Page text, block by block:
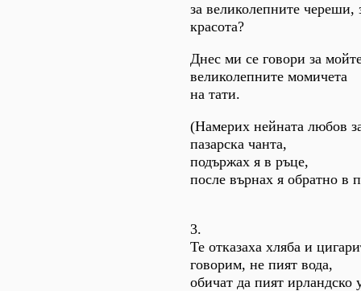
за великолепните череши,
красота?
Днес ми се говори за
великолепните момичета
на тати.
(Намерих нейната любов
пазарска чанта,
подържах я в ръце,
после върнах я обратно в
3.
Те отказаха хляба и
говорим, не пият вода,
обичат да пият ирландско